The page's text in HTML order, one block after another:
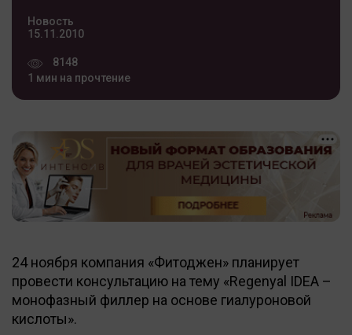
Новость
15.11.2010
8148
1 мин на прочтение
24 ноября компания «Фитоджен» планирует
провести консультацию на тему «Regenyal IDEA –
монофазный филлер на основе гиалуроновой
кислоты».